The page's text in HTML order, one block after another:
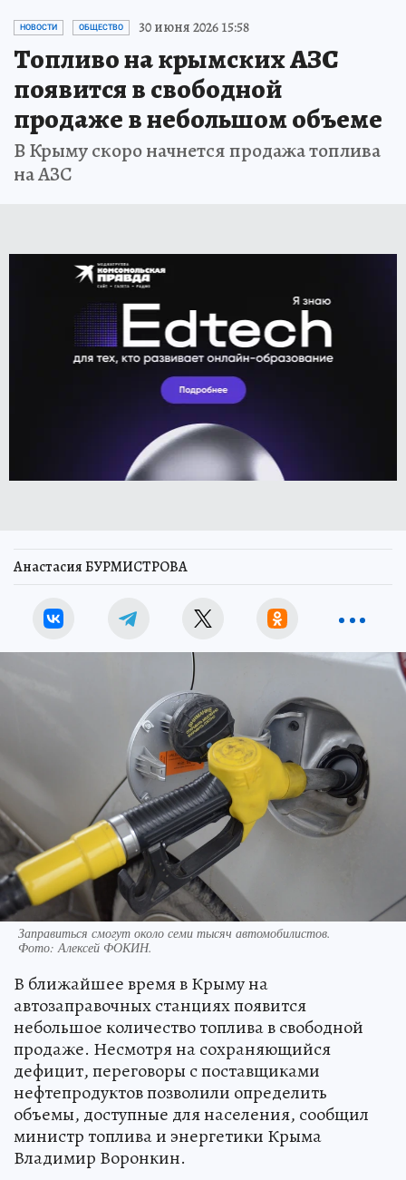
НОВОСТИ ОБЩЕСТВО 30 июня 2026 15:58
Топливо на крымских АЗС
появится в свободной
продаже в небольшом объеме
В Крыму скоро начнется продажа топлива
на АЗС
Анастасия БУРМИСТРОВА
Заправиться смогут около семи тысяч автомобилистов.
Фото:Алексей ФОКИН.
В ближайшее время в Крыму на
автозаправочных станциях появится
небольшое количество топлива в свободной
продаже. Несмотря на сохраняющийся
дефицит, переговоры с поставщиками
нефтепродуктов позволили определить
объемы, доступные для населения, сообщил
министр топлива и энергетики Крыма
Владимир Воронкин.